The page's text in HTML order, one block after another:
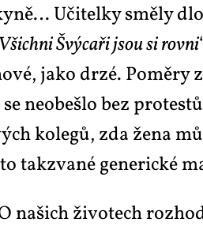
Uči­tel­ky smě­ly
Všich­ni Švý­ca­ři jsou si rov­ni
ja­ko dr­zé.
ne­o­be­šlo bez
ko­le­gů, zda že­na
tak­zva­né ge­ne­ric­ké
na­šich ži­vo­tech